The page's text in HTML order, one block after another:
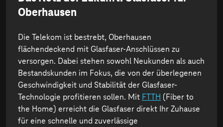
Oberhausen
Die Telekom ist bestrebt, Oberhausen
flächendeckend mit Glasfaser-Anschlüssen zu
versorgen. Dabei stehen sowohl Neukunden als auch
Bestandskunden im Fokus, die von der überlegenen
Geschwindigkeit und Stabilität der Glasfaser-
Technologie profitieren sollen. Mit FTTH (Fiber to
the Home) erreicht die Glasfaser direkt Ihr Zuhause
für eine schnelle und zuverlässige